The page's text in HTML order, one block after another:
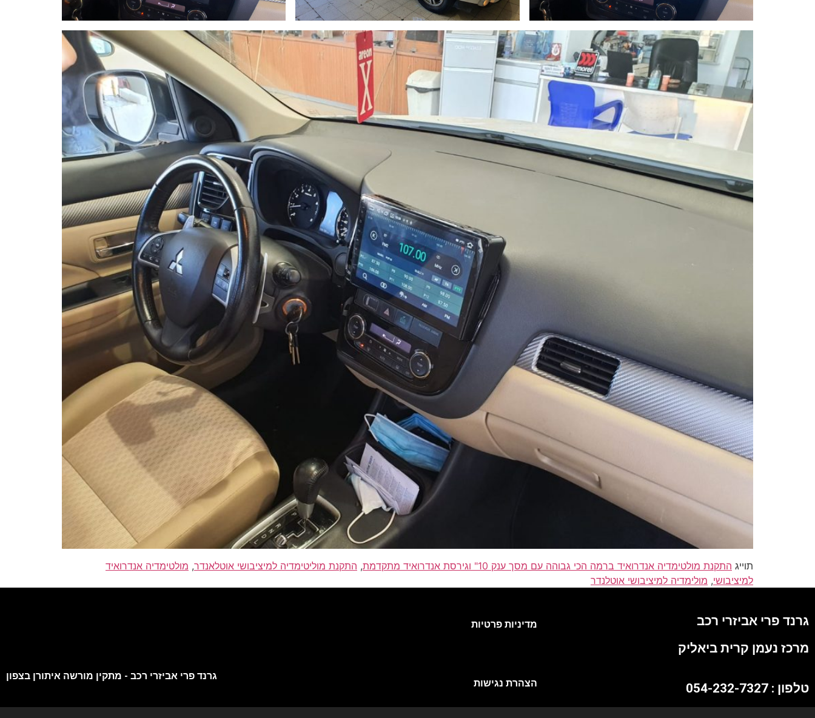
תוייג התקנת מולטימדיה אנדרואיד ברמה הכי גבוהה עם מסך ענק 10" וגירסת אנדרואיד מתקדמת , התקנת מוליטימדיה למיציבושי אוטלאנדר, מולטימדיה אנדרואיד
למיציבושי, מולימדיה למיציבושי אוטלנדר
גרנד פרי אביזרי רכב
מרכז נעמן קרית ביאליק
טלפון : 054-232-7327
מדיניות פרטיות
הצהרת נגישות
גרנד פרי אביזרי רכב - מתקין מורשה איתורן בצפון